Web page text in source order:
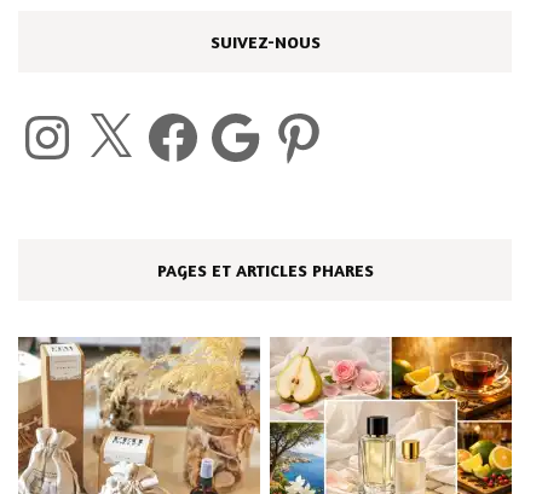
SUIVEZ-NOUS
Instagram Facebook Google Pinterest
PAGES ET ARTICLES PHARES